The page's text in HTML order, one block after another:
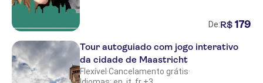
De:R$ 179
Tour autoguiado com jogo interativo
da cidade de Maastricht
Flexível ·Cancelamento grátis·